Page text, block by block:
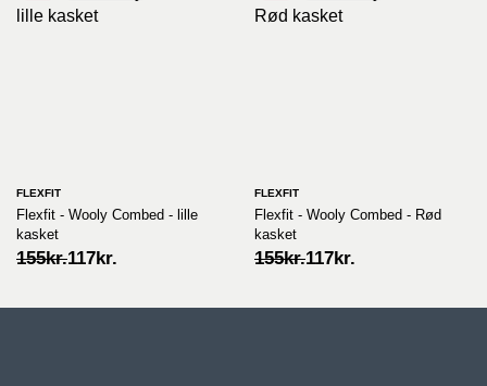
FLEXFIT
Flexfit - Wooly Combed - lille
kasket
155kr.
Original
155kr..
117kr.
Current
117kr..
FLEXFIT
Flexfit - Wooly Combed - Rød
kasket
155kr.
Original
155kr..
117kr.
Current
117kr..